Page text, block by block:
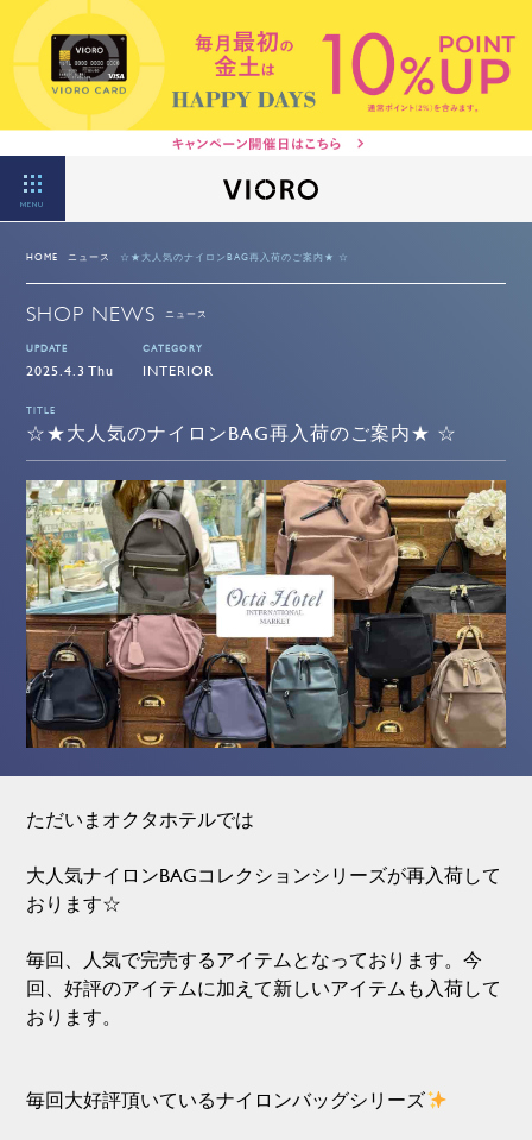
MENU
HOME ニュース ☆★大人気のナイロンBAG再入荷のご案内★ ☆
SHOP NEWS ニュース
UPDATE
2025.4.3 Thu
CATEGORY
INTERIOR
TITLE
☆★大人気のナイロンBAG再入荷のご案内★ ☆
ただいまオクタホテルでは
大人気ナイロンBAGコレクションシリーズが再入荷して
おります☆
毎回、人気で完売するアイテムとなっております。今
回、好評のアイテムに加えて新しいアイテムも入荷して
おります。
毎回大好評頂いているナイロンバッグシリーズ